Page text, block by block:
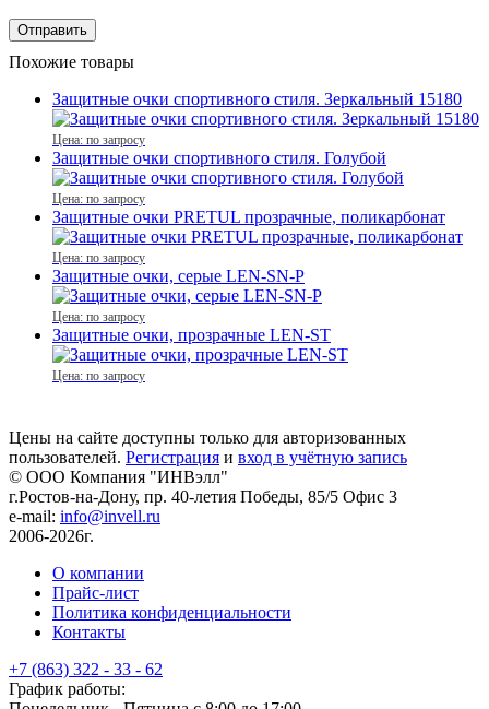
Похожие товары
Защитные очки спортивного стиля. Зеркальный 15180
Цена: по запросу
Защитные очки спортивного стиля. Голубой
Цена: по запросу
Защитные очки PRETUL прозрачные, поликарбонат
Цена: по запросу
Защитные очки, серые LEN-SN-P
Цена: по запросу
Защитные очки, прозрачные LEN-ST
Цена: по запросу
Цены на сайте доступны только для авторизованных
пользователей. Регистрация и вход в учётную запись
© ООО Компания "ИНВэлл"
г.Ростов-на-Дону, пр. 40-летия Победы, 85/5 Офис 3
e-mail: info@invell.ru
2006-2026г.
О компании
Прайс-лист
Политика конфиденциальности
Контакты
+7 (863) 322 - 33 - 62
График работы: